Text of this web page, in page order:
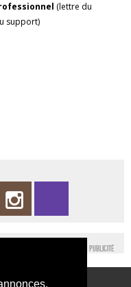
(lettre du
support)
Publicité